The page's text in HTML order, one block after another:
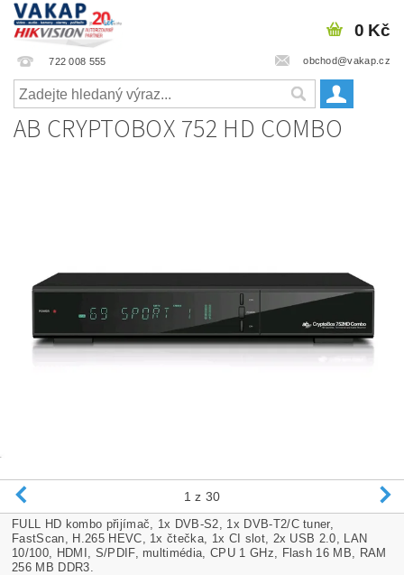
722 008 555 obchod@vakap.cz
0 Kč
AB CRYPTOBOX 752 HD COMBO
1 z 30
FULL HD kombo přijímač, 1x DVB-S2, 1x DVB-T2/C tuner,
FastScan, H.265 HEVC, 1x čtečka, 1x CI slot, 2x USB 2.0, LAN
10/100, HDMI, S/PDIF, multimédia, CPU 1 GHz, Flash 16 MB, RAM
256 MB DDR3.